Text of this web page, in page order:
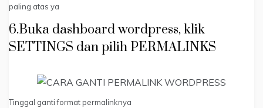
paling atas ya
6.Buka dashboard wordpress, klik
SETTINGS dan pilih PERMALINKS
Tinggal ganti format permalinknya